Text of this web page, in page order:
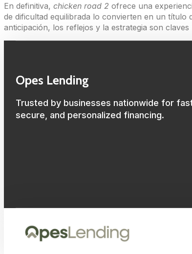
En definitiva, chicken road 2 ofrece una
de dificultad equilibrada lo convierten en un
anticipación, los reflejos y la estrategia son
Opes Lending
Trusted by businesses nationwide for
secure, and personalized financing.